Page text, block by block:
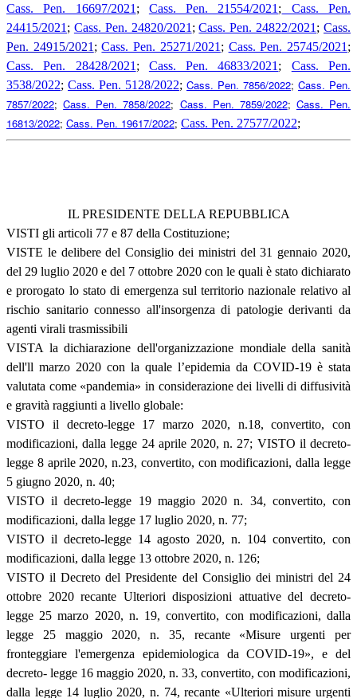
Cass. Pen. 16697/2021 ; Cass. Pen. 21554/2021 ; Cass. Pen.
24415/2021 ; Cass. Pen. 24820/2021 ;Cass. Pen. 24822/2021 ;Cass.
Pen. 24915/2021 ;Cass. Pen. 25271/2021 ; Cass. Pen. 25745/2021 ;
Cass. Pen. 28428/2021 ; Cass. Pen. 46833/2021 ; Cass. Pen.
3538/2022; Cass. Pen. 5128/2022; Cass. Pen. 7856/2022; Cass. Pen.
7857/2022;Cass. Pen. 7858/2022; Cass. Pen. 7859/2022; Cass. Pen.
16813/2022; Cass. Pen. 19617/2022; Cass. Pen. 27577/2022;
IL PRESIDENTE DELLA REPUBBLICA
VISTI gli articoli 77 e 87 della Costituzione;
VISTE le delibere del Consiglio dei ministri del 31 gennaio 2020,
del 29 luglio 2020 e del 7 ottobre 2020 con le quali è stato dichiarato
e prorogato lo stato di emergenza sul territorio nazionale relativo al
rischio sanitario connesso all'insorgenza di patologie derivanti da
agenti virali trasmissibili
VISTA la dichiarazione dell'organizzazione mondiale della sanità
dell'll marzo 2020 con la quale l’epidemia da COVID-19 è stata
valutata come «pandemia» in considerazione dei livelli di diffusività
e gravità raggiunti a livello globale:
VISTO il decreto-legge 17 marzo 2020, n.18, convertito, con
modificazioni, dalla legge 24 aprile 2020, n. 27; VISTO il decreto-
legge 8 aprile 2020, n.23, convertito, con modificazioni, dalla legge
5 giugno 2020, n. 40;
VISTO il decreto-legge 19 maggio 2020 n. 34, convertito, con
modificazioni, dalla legge 17 luglio 2020, n. 77;
VISTO il decreto-legge 14 agosto 2020, n. 104 convertito, con
modificazioni, dalla legge 13 ottobre 2020, n. 126;
VISTO il Decreto del Presidente del Consiglio dei ministri del 24
ottobre 2020 recante Ulteriori disposizioni attuative del decreto-
legge 25 marzo 2020, n. 19, convertito, con modificazioni, dalla
legge 25 maggio 2020, n. 35, recante «Misure urgenti per
fronteggiare l'emergenza epidemiologica da COVID-19», e del
decreto- legge 16 maggio 2020, n. 33, convertito, con modificazioni,
dalla legge 14 luglio 2020, n. 74, recante «Ulteriori misure urgenti